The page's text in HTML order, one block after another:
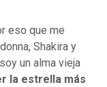
eso que me
Shakira y
un alma vieja
la estrella más